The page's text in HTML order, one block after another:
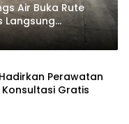
Air Buka Rute
Langsung
Perawatan
Gratis